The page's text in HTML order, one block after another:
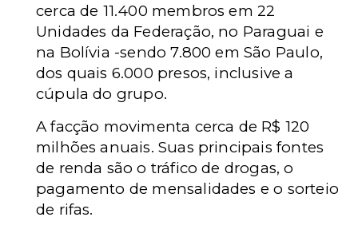
cerca de 11.400 membros em 22
Unidades da Federação, no Paraguai e
na Bolívia -sendo 7.800 em São Paulo,
dos quais 6.000 presos, inclusive a
cúpula do grupo.
A facção movimenta cerca de R$ 120
milhões anuais. Suas principais fontes
de renda são o tráfico de drogas, o
pagamento de mensalidades e o sorteio
de rifas.